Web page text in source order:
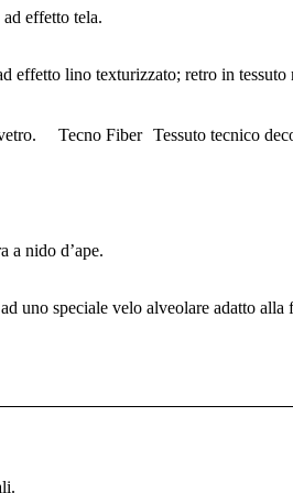
effetto tela.
effetto lino texturizzato; retro in
Tecno Fiber Tessuto tecnico
a nido d’ape.
uno speciale velo alveolare adatto alla